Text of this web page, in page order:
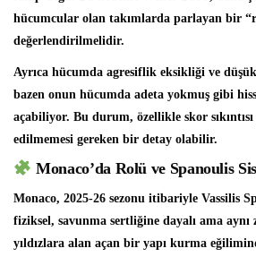
hücumcular olan takımlarda parlayan bir
değerlendirilmelidir.
Ayrıca hücumda agresiflik eksikliği ve
bazen onun hücumda adeta yokmuş gibi
açabiliyor. Bu durum, özellikle skor
edilmemesi gereken bir detay olabilir.
Monaco’da Rolü ve Spanoulis
Monaco, 2025-26 sezonu itibariyle Vassilis
fiziksel, savunma sertliğine dayalı ama aynı
yıldızlara alan açan bir yapı kurma